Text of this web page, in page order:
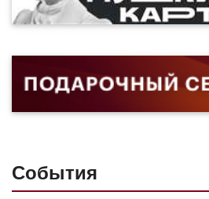
События